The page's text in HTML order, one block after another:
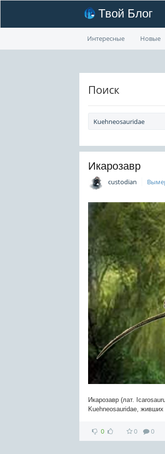
Твой Блог
Интересные Новые
Поиск
Икарозавр
custodian
Икарозавр (лат.
Kuehneosauridae,
0 0 0